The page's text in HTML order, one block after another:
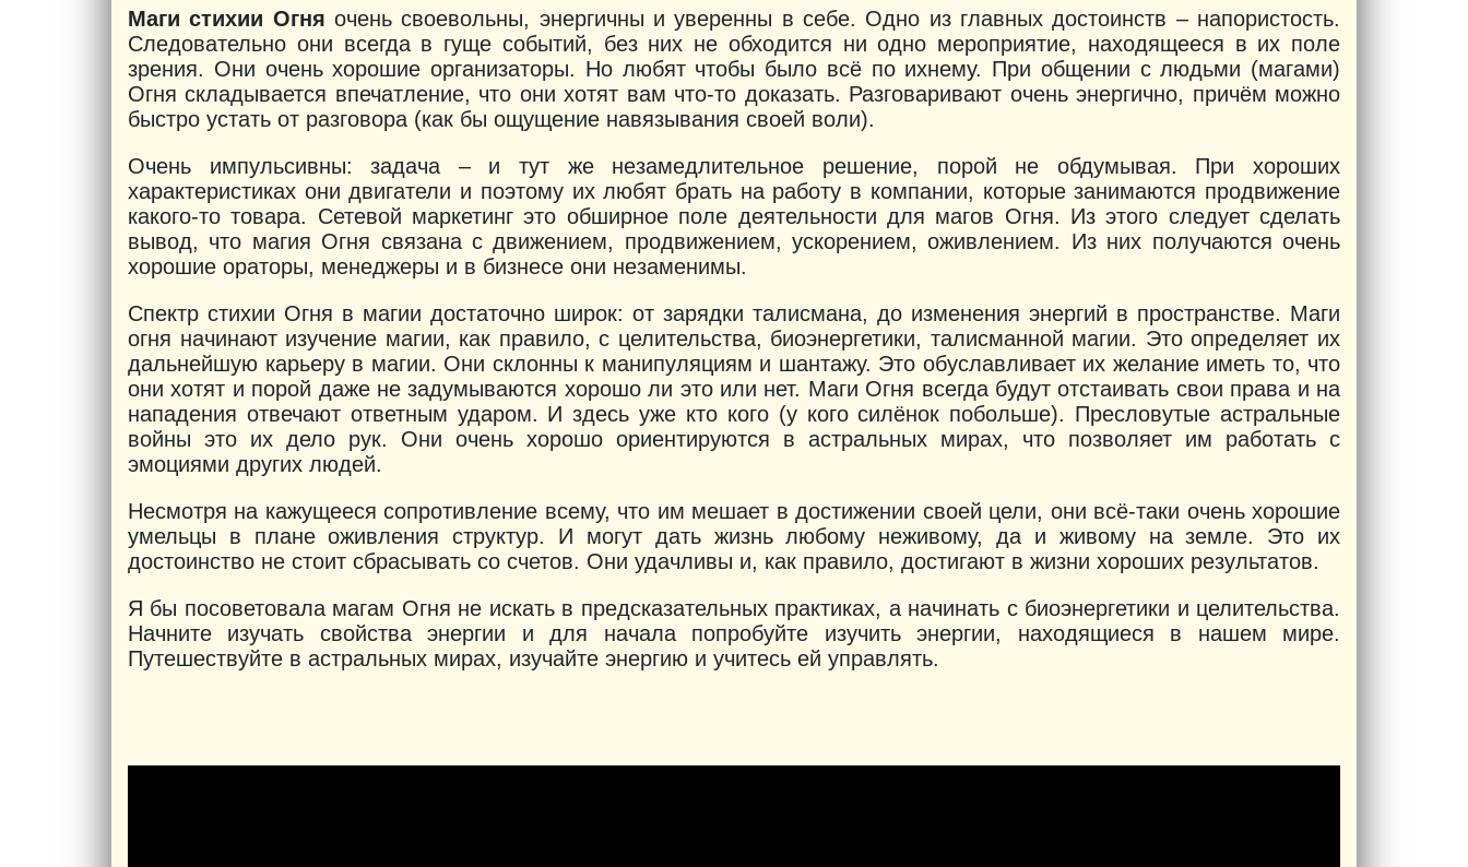
Маги стихии Огня очень своевольны, энергичны и уверенны в себе. Одно из главных достоинств – напористость.
Следовательно они всегда в гуще событий, без них не обходится ни одно мероприятие, находящееся в их поле
зрения. Они очень хорошие организаторы. Но любят чтобы было всё по ихнему. При общении с людьми (магами)
Огня складывается впечатление, что они хотят вам что-то доказать. Разговаривают очень энергично, причём можно
быстро устать от разговора (как бы ощущение навязывания своей воли).
Очень импульсивны: задача – и тут же незамедлительное решение, порой не обдумывая. При хороших
характеристиках они двигатели и поэтому их любят брать на работу в компании, которые занимаются продвижение
какого-то товара. Сетевой маркетинг это обширное поле деятельности для магов Огня. Из этого следует сделать
вывод, что магия Огня связана с движением, продвижением, ускорением, оживлением. Из них получаются очень
хорошие ораторы, менеджеры и в бизнесе они незаменимы.
Спектр стихии Огня в магии достаточно широк: от зарядки талисмана, до изменения энергий в пространстве. Маги
огня начинают изучение магии, как правило, с целительства, биоэнергетики, талисманной магии. Это определяет их
дальнейшую карьеру в магии. Они склонны к манипуляциям и шантажу. Это обуславливает их желание иметь то, что
они хотят и порой даже не задумываются хорошо ли это или нет. Маги Огня всегда будут отстаивать свои права и на
нападения отвечают ответным ударом. И здесь уже кто кого (у кого силёнок побольше). Пресловутые астральные
войны это их дело рук. Они очень хорошо ориентируются в астральных мирах, что позволяет им работать с
эмоциями других людей.
Несмотря на кажущееся сопротивление всему, что им мешает в достижении своей цели, они всё-таки очень хорошие
умельцы в плане оживления структур. И могут дать жизнь любому неживому, да и живому на земле. Это их
достоинство не стоит сбрасывать со счетов. Они удачливы и, как правило, достигают в жизни хороших результатов.
Я бы посоветовала магам Огня не искать в предсказательных практиках, а начинать с биоэнергетики и целительства.
Начните изучать свойства энергии и для начала попробуйте изучить энергии, находящиеся в нашем мире.
Путешествуйте в астральных мирах, изучайте энергию и учитесь ей управлять.